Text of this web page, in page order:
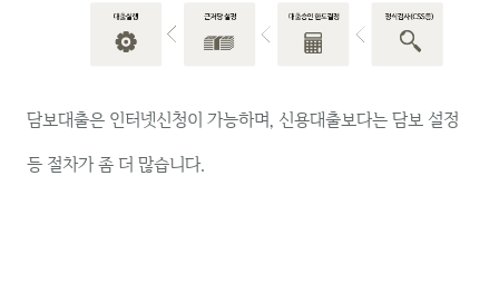
담보대출은 인터넷신청이 가능하며, 신용대출보다는 담보 설정
등 절차가 좀 더 많습니다.